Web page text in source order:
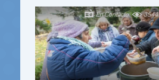
3544
En Contacto